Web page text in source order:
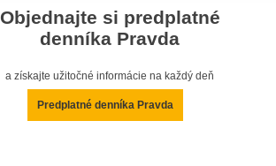
Objednajte si predplatné
denníka Pravda
a získajte užitočné informácie na každý deň
Predplatné denníka Pravda